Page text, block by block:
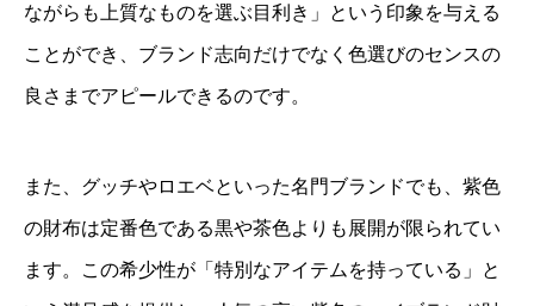
ながらも上質なものを選ぶ目利き」という印象を与える
ことができ、ブランド志向だけでなく色選びのセンスの
良さまでアピールできるのです。
また、グッチやロエベといった名門ブランドでも、紫色
の財布は定番色である黒や茶色よりも展開が限られてい
ます。この希少性が「特別なアイテムを持っている」と